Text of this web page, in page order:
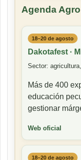
Agenda
18–20 de agosto
Dakotafest ·
Sector:
Más de 400
educación
gestionar
Web oficial
18–20 de agosto